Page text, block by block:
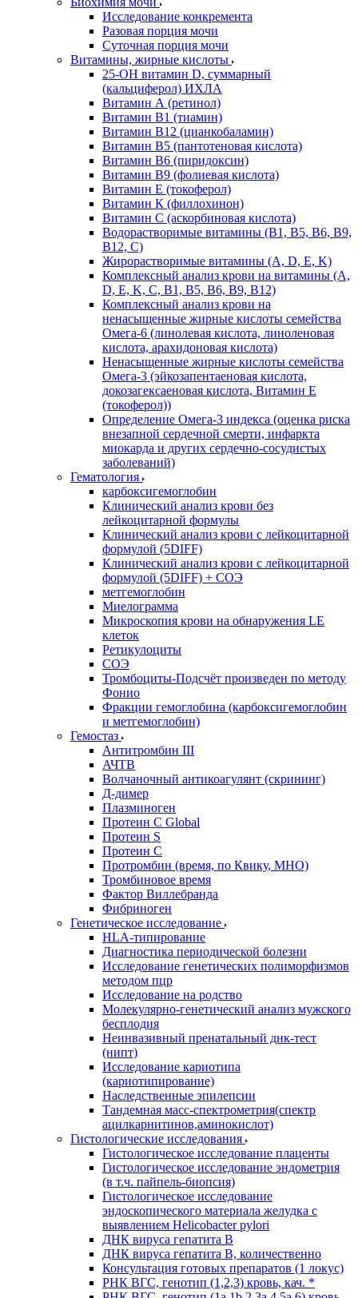
Исследование конкремента
Разовая порция мочи
Суточная порция мочи
Витамины, жирные кислоты
25-OH витамин D, суммарный
(кальциферол) ИХЛА
Витамин А (ретинол)
Витамин В1 (тиамин)
Витамин В12 (цианкобаламин)
Витамин В5 (пантотеновая кислота)
Витамин В6 (пиридоксин)
Витамин В9 (фолиевая кислота)
Витамин Е (токоферол)
Витамин К (филлохинон)
Витамин С (аскорбиновая кислота)
Водорастворимые витамины (B1, B5, B6, В9,
В12, С)
Жирорастворимые витамины (A, D, E, K)
Комплексный анализ крови на витамины (A,
D, E, K, C, B1, B5, B6, В9, B12)
Комплексный анализ крови на
ненасыщенные жирные кислоты семейства
Омега-6 (линолевая кислота, линоленовая
кислота, арахидоновая кислота)
Ненасыщенные жирные кислоты семейства
Омега-3 (эйкозапентаеновая кислота,
докозагексаеновая кислота, Витамин E
(токоферол))
Определение Омега-3 индекса (оценка риска
внезапной сердечной смерти, инфаркта
миокарда и других сердечно-сосудистых
заболеваний)
Гематология
карбоксигемоглобин
Клинический анализ крови без
лейкоцитарной формулы
Клинический анализ крови с лейкоцитарной
формулой (5DIFF)
Клинический анализ крови с лейкоцитарной
формулой (5DIFF) + СОЭ
метгемоглобин
Миелограмма
Микроскопия крови на обнаружения LE
клеток
Ретикулоциты
СОЭ
Тромбоциты-Подсчёт произведен по методу
Фонио
Фракции гемоглобина (карбоксигемоглобин
и метгемоглобин)
Гемостаз
Антитромбин III
АЧТВ
Волчаночный антикоагулянт (скрининг)
Д-димер
Плазминоген
Протеин C Global
Протеин S
Протеин С
Протромбин (время, по Квику, МНО)
Тромбиновое время
Фактор Виллебранда
Фибриноген
Генетическое исследование
HLA-типирование
Диагностика периодической болезни
Исследование генетических полиморфизмов
методом пцр
Исследование на родство
Молекулярно-генетический анализ мужского
бесплодия
Неинвазивный пренатальный днк-тест
(нипт)
Исследование кариотипа
(кариотипирование)
Наследственные эпилепсии
Тандемная масс-спектрометрия(спектр
ацилкарнитинов,аминокислот)
Гистологические исследования
Гистологическое исследование плаценты
Гистологическое исследование эндометрия
(в т.ч. пайпель-биопсия)
Гистологическое исследование
эндоскопического материала желудка с
выявлением Helicobacter pylori
ДНК вируса гепатита B
ДНК вируса гепатита B, количественно
Консультация готовых препаратов (1 локус)
РНК ВГC, генотип (1,2,3) кровь, кач. *